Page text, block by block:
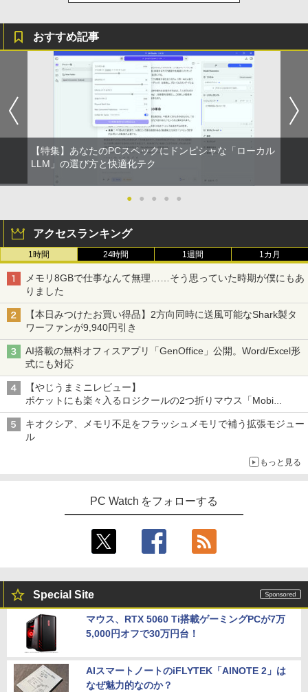
おすすめ記事
【特集】あなたのPCスペックにドンピシャな「ローカル
LLM」の選び方と快適化テク
● ● ● ● ●
アクセスランキング
1時間 24時間 1週間 1カ月
メモリ8GBで仕事なんて無理……そう思っていた時期が僕にもあ
りました
【本日みつけたお買い得品】2方向同時に送風可能なShark製タ
ワーファンが9,940円引き
AI搭載の無料オフィスアプリ「GenOffice」公開。Word/Excel形
式にも対応
【やじうまミニレビュー】
ポケットにも楽々入るロジクールの2つ折りマウス「Mobi
Fold」。その気になるギミックとは？
キオクシア、メモリ不足をフラッシュメモリで補う拡張モジュー
ル
もっと見る
PC Watch をフォローする
Special Site
マウス、RTX 5060 Ti搭載ゲーミングPCが7万
5,000円オフで30万円台！
AIスマートノートのiFLYTEK「AINOTE 2」は
なぜ魅力的なのか？